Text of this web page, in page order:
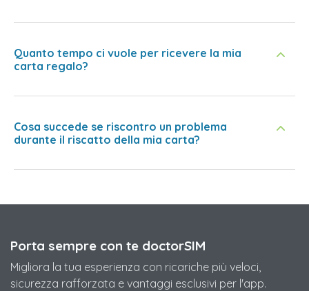
Quanto tempo ci vuole per ricevere la mia
carta regalo?
Cosa succede se riscontro un problema
durante il riscatto della mia carta?
Porta sempre con te doctorSIM
Migliora la tua esperienza con ricariche più veloci,
sicurezza rafforzata e vantaggi esclusivi per l'app.